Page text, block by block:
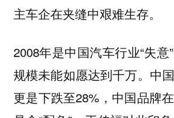
主车企在夹缝中艰难生存。
2008年是中国汽车行业“失意
规模未能如愿达到千万。中
更是下跌至28%，中国品牌